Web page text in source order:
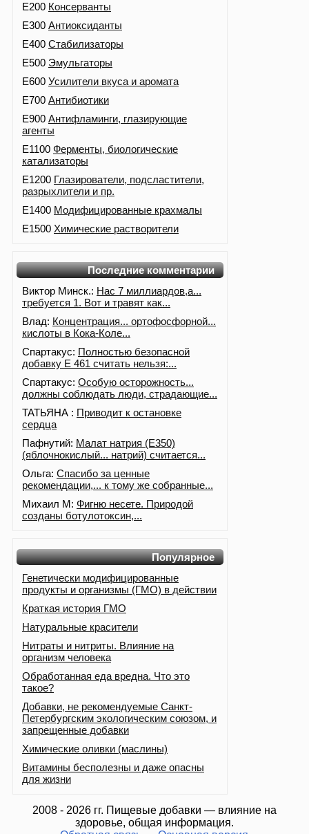
E200 Консерванты
E300 Антиоксиданты
E400 Стабилизаторы
E500 Эмульгаторы
E600 Усилители вкуса и аромата
E700 Антибиотики
E900 Антифламинги, глазирующие
агенты
E1100 Ферменты, биологические
катализаторы
E1200 Глазирователи, подсластители,
разрыхлители и пр.
E1400 Модифицированные крахмалы
E1500 Химические растворители
Последние комментарии
Виктор Минск.: Нас 7 миллиардов,а...
требуется 1. Вот и травят как...
Влад: Концентрация... ортофосфорной...
кислоты в Кока-Коле...
Спартакус: Полностью безопасной
добавку Е 461 считать нельзя:...
Спартакус: Особую осторожность...
должны соблюдать люди, страдающие...
ТАТЬЯНА : Приводит к остановке
сердца
Пафнутий: Малат натрия (E350)
(яблочнокислый... натрий) считается...
Ольга: Спасибо за ценные
рекомендации,... к тому же собранные...
Михаил М: Фигню несете. Природой
созданы ботулотоксин,...
Популярное
Генетически модифицированные
продукты и организмы (ГМО) в действии
Краткая история ГМО
Натуральные красители
Нитраты и нитриты. Влияние на
организм человека
Обработанная еда вредна. Что это
такое?
Добавки, не рекомендуемые Санкт-
Петербургским экологическим союзом, и
запрещенные добавки
Химические оливки (маслины)
Витамины бесполезны и даже опасны
для жизни
2008 - 2026 гг. Пищевые добавки — влияние на
здоровье, общая информация.